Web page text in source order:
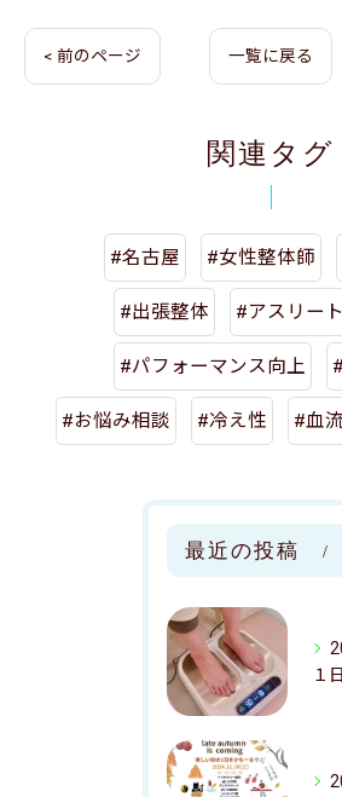
< 前のページ 一覧に戻る
関連タグ
#名古屋 #女性整体師
#出張整体 #アスリート
#パフォーマンス向上
#お悩み相談 #冷え性 #血
最近の投稿